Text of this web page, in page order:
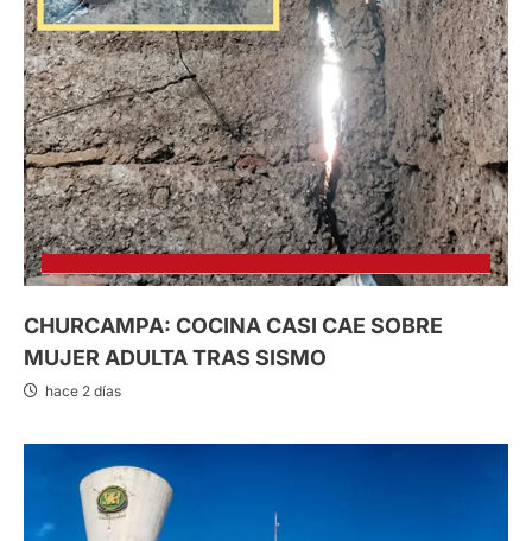
CHURCAMPA: COCINA CASI CAE SOBRE
MUJER ADULTA TRAS SISMO
hace 2 días